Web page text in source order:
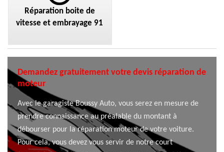
Réparation boite de
vitesse et embrayage 91
Demandez gratuitement votre devis réparation de
moteur
Avec le garagiste Boussy Auto, vous serez en mesure de
prendre connaissance au préalable du montant à
débourser pour la réparation moteur de votre voiture.
Pour cela, vous devez vous servir de notre court